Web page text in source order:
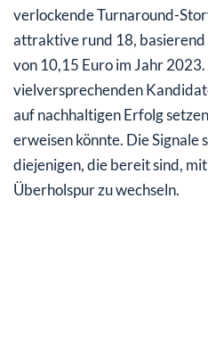
verlockende Turnaround-
attraktive rund 18,
von 10,15 Euro im Jahr
vielversprechenden
auf nachhaltigen Erfolg
erweisen könnte. Die Signale
diejenigen, die bereit sind,
Überholspur zu wechseln.